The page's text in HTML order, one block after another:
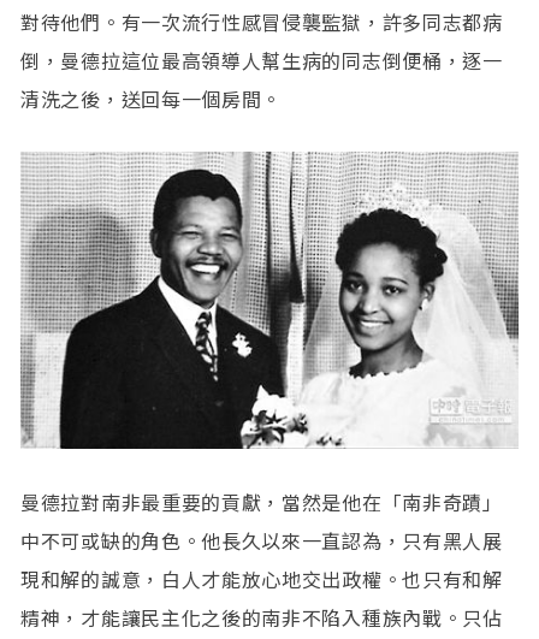
對待他們。有一次流行性感冒侵襲監獄，許多同志都病
倒，曼德拉這位最高領導人幫生病的同志倒便桶，逐一
清洗之後，送回每一個房間。
曼德拉對南非最重要的貢獻，當然是他在「南非奇蹟」
中不可或缺的角色。他長久以來一直認為，只有黑人展
現和解的誠意，白人才能放心地交出政權。也只有和解
精神，才能讓民主化之後的南非不陷入種族內戰。只佔